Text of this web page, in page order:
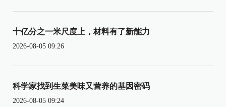
十亿分之一米尺度上，材料有了新能力
2026-08-05 09:26
科学家找到生菜美味又营养的基因密码
2026-08-05 09:24